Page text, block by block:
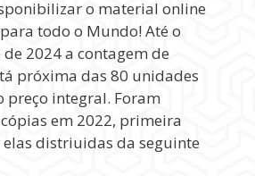
o material online
todo o Mundo! Até o
2024 a contagem de
próxima das 80 unidades
preço integral. Foram
em 2022, primeira
distriuidas da seguinte